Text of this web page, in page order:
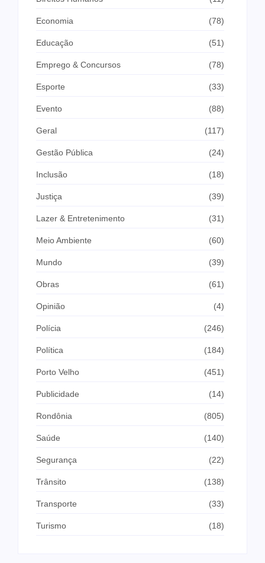
Economia (78)
Educação (51)
Emprego & Concursos (78)
Esporte (33)
Evento (88)
Geral (117)
Gestão Pública (24)
Inclusão (18)
Justiça (39)
Lazer & Entretenimento (31)
Meio Ambiente (60)
Mundo (39)
Obras (61)
Opinião (4)
Polícia (246)
Política (184)
Porto Velho (451)
Publicidade (14)
Rondônia (805)
Saúde (140)
Segurança (22)
Trânsito (138)
Transporte (33)
Turismo (18)